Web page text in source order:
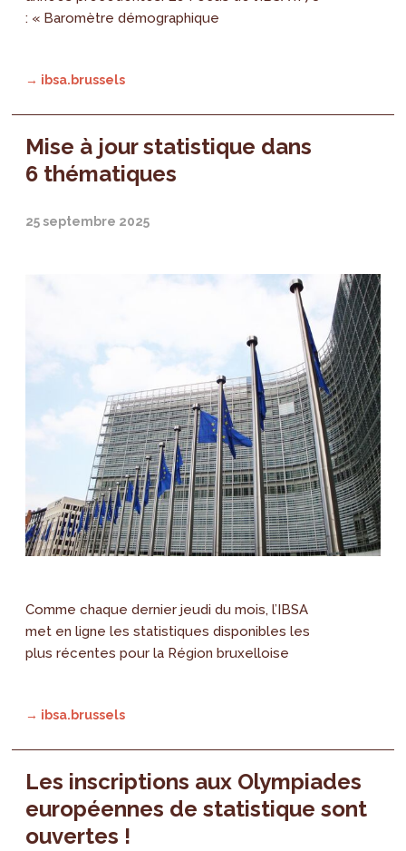
: « Baromètre démographique
→ ibsa.brussels
Mise à jour statistique dans
6 thématiques
25 septembre 2025
Comme chaque dernier jeudi du mois, l’IBSA
met en ligne les statistiques disponibles les
plus récentes pour la Région bruxelloise
→ ibsa.brussels
Les inscriptions aux Olympiades
européennes de statistique sont
ouvertes !